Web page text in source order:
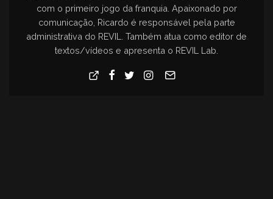
com o primeiro jogo da franquia. Apaixonado por
comunicação, Ricardo é responsável pela parte
administrativa do REVIL. Também atua como editor de
textos/vídeos e apresenta o REVIL Lab.